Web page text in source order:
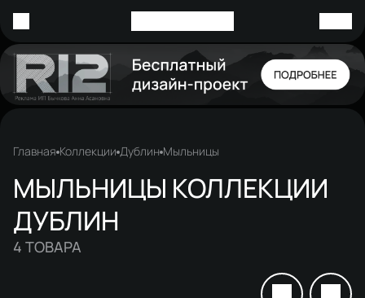
Главная Коллекции Дублин Мыльницы
МЫЛЬНИЦЫ КОЛЛЕКЦИИ
ДУБЛИН
4 ТОВАРА